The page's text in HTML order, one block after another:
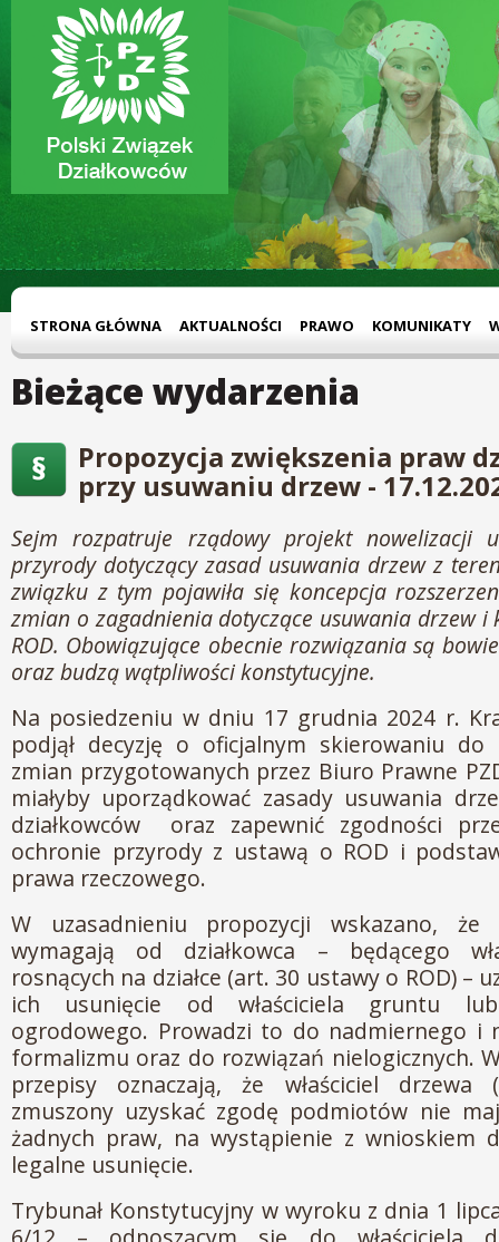
STRONA GŁÓWNA AKTUALNOŚCI PRAWO KOMUNIKATY
Bieżące wydarzenia
Propozycja zwiększenia praw
przy usuwaniu drzew -
Sejm rozpatruje rządowy projekt nowelizacji
przyrody dotyczącyzasad usuwania drzew z
związku z tym pojawiła się koncepcja
zmian o zagadnienia dotyczące usuwania drzew i
ROD. Obowiązujące obecnie rozwiązania są
oraz budzą wątpliwości konstytucyjne.
Na posiedzeniu w dniu 17 grudnia 2024 r.
podjął decyzję o oficjalnym skierowaniu do
zmian przygotowanych przez Biuro Prawne
miałyby uporządkować zasady usuwania
działkowców oraz zapewnić zgodności
ochronie przyrody z ustawą o ROD i
prawa rzeczowego.
W uzasadnieniu propozycji wskazano, że
wymagają od działkowca – będącego
rosnących na działce (art. 30 ustawy o ROD) –
ich usunięcie od właściciela gruntu lub
ogrodowego. Prowadzi to do nadmiernego i
formalizmu oraz do rozwiązań nielogicznych.
przepisy oznaczają, że właściciel drzewa
zmuszony uzyskać zgodę podmiotów nie
żadnych praw, na wystąpienie z wnioskiem
legalne usunięcie.
Trybunał Konstytucyjny w wyroku z dnia 1